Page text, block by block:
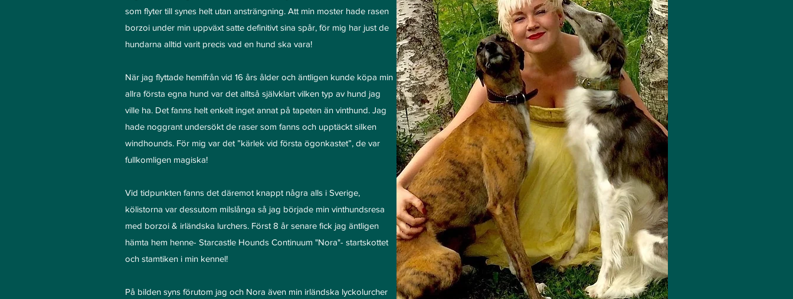
som flyter till synes helt utan ansträngning. Att min moster hade rasen
borzoi under min uppväxt satte definitivt sina spår, för mig har just de
hundarna alltid varit precis vad en hund ska vara!
När jag flyttade hemifrån vid 16 års ålder och äntligen kunde köpa min
allra första egna hund var det alltså självklart vilken typ av hund jag
ville ha. Det fanns helt enkelt inget annat på tapeten än vinthund. Jag
hade noggrant undersökt de raser som fanns och upptäckt silken
windhounds. För mig var det ”kärlek vid första ögonkastet”, de var
fullkomligen magiska!
Vid tidpunkten fanns det däremot knappt några alls i Sverige,
kölistorna var dessutom milslånga så jag började min vinthundsresa
med borzoi & irländska lurchers. Först 8 år senare fick jag äntligen
hämta hem henne- Starcastle Hounds Continuum "Nora"- startskottet
och stamtiken i min kennel!
På bilden syns förutom jag och Nora även min irländska lyckolurcher